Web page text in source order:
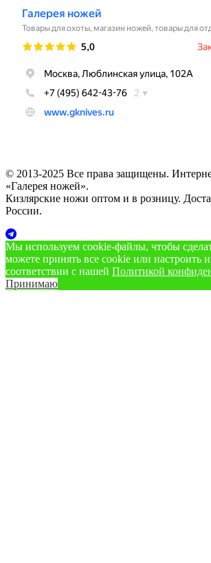
© 2013-2025 Все права защищены.
«Галерея ножей».
Кизлярские ножи оптом и в розницу.
России.
Мы используем cookie‑файлы, чтобы
можете принять все cookie или настроить
соответствии с нашей Политикой
Принимаю